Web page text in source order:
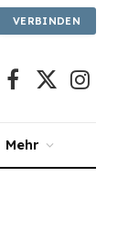
VERBINDEN
Facebook
X
Mehr